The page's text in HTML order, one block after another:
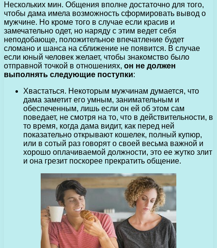
Нескольких мин. Общения вполне достаточно для того,
чтобы дама имела возможность сформировать вывод о
мужчине. Но кроме того в случае если красив и
замечательно одет, но наряду с этим ведет себя
неподобающе, положительное впечатление будет
сломано и шанса на сближение не появится. В случае
если юный человек желает, чтобы знакомство было
отправной точкой в отношениях, он не должен
выполнять следующие поступки:
Хвастаться. Некоторым мужчинам думается, что
дама заметит его умным, занимательным и
обеспеченным, лишь если он ей об этом сам
поведает, не смотря на то, что в действительности, в
то время, когда дама видит, как перед ней
показательно открывают кошелек, полный купюр,
или в сотый раз говорят о своей весьма важной и
хорошо оплачиваемой должности, это ее жутко злит
и она грезит поскорее прекратить общение.